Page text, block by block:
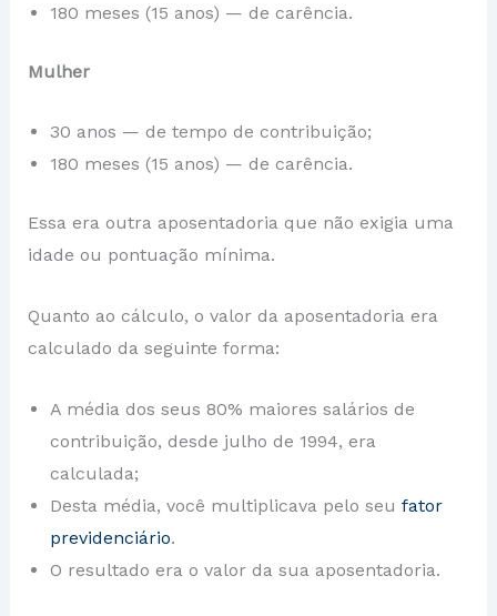
180 meses (15 anos) — de carência.
Mulher
30 anos — de tempo de contribuição;
180 meses (15 anos) — de carência.
Essa era outra aposentadoria que não exigia uma
idade ou pontuação mínima.
Quanto ao cálculo, o valor da aposentadoria era
calculado da seguinte forma:
A média dos seus 80% maiores salários de
contribuição, desde julho de 1994, era
calculada;
Desta média, você multiplicava pelo seu fator
previdenciário.
O resultado era o valor da sua aposentadoria.